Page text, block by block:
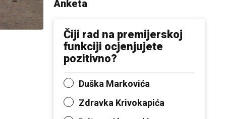
Anketa
Čiji rad na premijerskoj
funkciji ocjenjujete
pozitivno?
Duška Markovića
Zdravka Krivokapića